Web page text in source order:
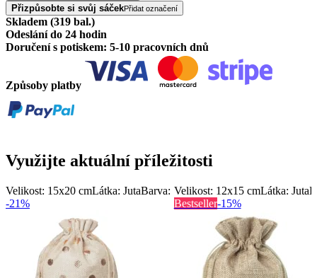
Přizpůsobte si svůj sáčekPřidat označení
Skladem (319 bal.)
Odeslání do 24 hodin
Doručení s potiskem: 5-10 pracovních dnů
Způsoby platby
Využijte aktuální příležitosti
Velikost: 15x20 cmLátka: JutaBarva:
-21%
Velikost: 12x15 cmLátka: Juta
Bestseller-15%